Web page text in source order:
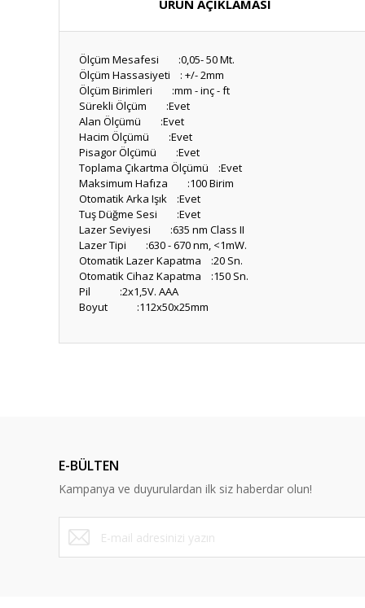
ÜRÜN AÇIKLAMASI
Ölçüm Mesafesi :0,05- 50 Mt.
Ölçüm Hassasiyeti : +/- 2mm
Ölçüm Birimleri :mm - inç - ft
Sürekli Ölçüm :Evet
Alan Ölçümü :Evet
Hacim Ölçümü :Evet
Pisagor Ölçümü :Evet
Toplama Çıkartma Ölçümü :Evet
Maksimum Hafıza :100 Birim
Otomatik Arka Işık :Evet
Tuş Düğme Sesi :Evet
Lazer Seviyesi :635 nm Class II
Lazer Tipi :630 - 670 nm, <1mW.
Otomatik Lazer Kapatma :20 Sn.
Otomatik Cihaz Kapatma :150 Sn.
Pil :2x1,5V. AAA
Boyut :112x50x25mm
E-BÜLTEN
Kampanya ve duyurulardan ilk siz haberdar olun!